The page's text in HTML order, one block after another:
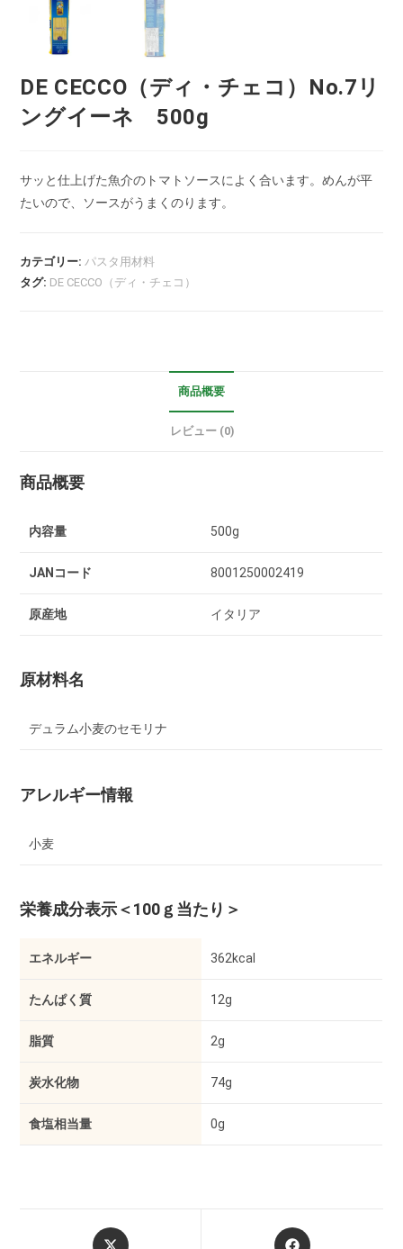
DE CECCO（ディ・チェコ）No.7リ
ングイーネ 500g
サッと仕上げた魚介のトマトソースによく合います。めんが平
たいので、ソースがうまくのります。
カテゴリー: パスタ用材料
タグ: DE CECCO（ディ・チェコ）
商品概要
レビュー (0)
商品概要
内容量 500g
JANコード 8001250002419
原産地 イタリア
原材料名
デュラム小麦のセモリナ
アレルギー情報
小麦
栄養成分表示＜100ｇ当たり＞
エネルギー 362kcal
たんぱく質 12g
脂質 2g
炭水化物 74g
食塩相当量 0g